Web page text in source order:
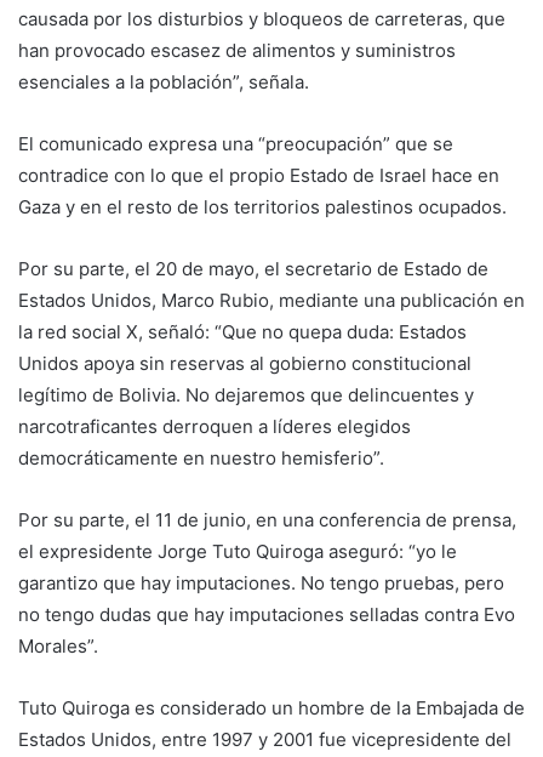
causada por los disturbios y bloqueos de carreteras, que
han provocado escasez de alimentos y suministros
esenciales a la población”, señala.
El comunicado expresa una “preocupación” que se
contradice con lo que el propio Estado de Israel hace en
Gaza y en el resto de los territorios palestinos ocupados.
Por su parte, el 20 de mayo, el secretario de Estado de
Estados Unidos, Marco Rubio, mediante una publicación en
la red social X, señaló: “Que no quepa duda: Estados
Unidos apoya sin reservas al gobierno constitucional
legítimo de Bolivia. No dejaremos que delincuentes y
narcotraficantes derroquen a líderes elegidos
democráticamente en nuestro hemisferio”.
Por su parte, el 11 de junio, en una conferencia de prensa,
el expresidente Jorge Tuto Quiroga aseguró: “yo le
garantizo que hay imputaciones. No tengo pruebas, pero
no tengo dudas que hay imputaciones selladas contra Evo
Morales”.
Tuto Quiroga es considerado un hombre de la Embajada de
Estados Unidos, entre 1997 y 2001 fue vicepresidente del